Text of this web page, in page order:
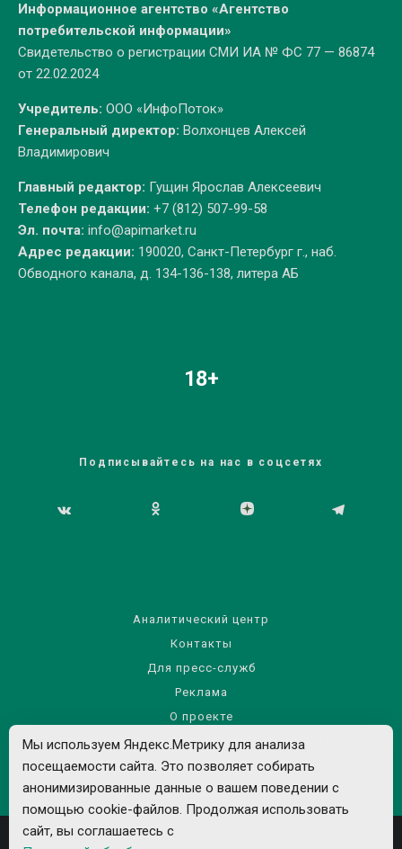
Информационное агентство «Агентство
потребительской информации»
Свидетельство о регистрации СМИ ИА № ФС 77 — 86874
от 22.02.2024
Учредитель: ООО «ИнфоПоток»
Генеральный директор: Волхонцев Алексей
Владимирович
Главный редактор: Гущин Ярослав Алексеевич
Телефон редакции: +7 (812) 507-99-58
Эл. почта: info@apimarket.ru
Адрес редакции: 190020, Санкт-Петербург г., наб.
Обводного канала, д. 134-136-138, литера АБ
18+
Подписывайтесь на нас в соцсетях
Аналитический центр
Контакты
Для пресс-служб
Реклама
О проекте
Правила использования материалов сайта
Политика обработки персональных данных
Мы используем Яндекс.Метрику для анализа
посещаемости сайта. Это позволяет собирать
анонимизированные данные о вашем поведении с
помощью cookie-файлов. Продолжая использовать
сайт, вы соглашаетесь с